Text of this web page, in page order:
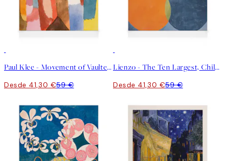
Paul Klee - Movement of Vaulted Chambers Lienzo
Desde 41,30 €59 €
Lienzo - The Ten Largest, Childhood, No.2 by Hilma af Klint
Desde 41,30 €59 €